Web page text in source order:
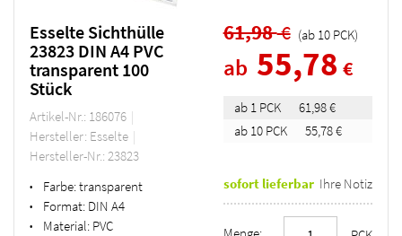
Esselte Sichthülle
23823 DIN A4 PVC
transparent 100
Stück
Artikel-Nr.: 186076
Hersteller: Esselte
Hersteller-Nr.: 23823
• Farbe:transparent
• Format: DIN A4
• Material: PVC
61,98€ (ab 10 PCK)
ab 55,78 €
ab 1 PCK
61,98 €
ab 10 PCK
55,78 €
sofort lieferbar Ihre Notiz